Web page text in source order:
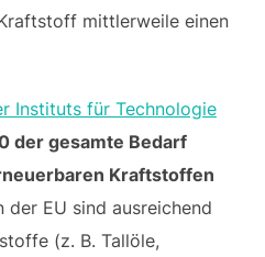
mittlerweile einen
Instituts für Technologie
der gesamte Bedarf
Kraftstoffen
der EU sind ausreichend
(z. B. Tallöle,